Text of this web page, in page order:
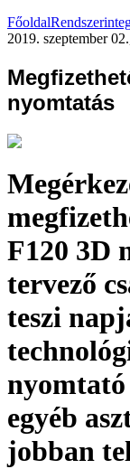
Főoldal
2019. szeptember
nyomtatás
F120 3D
tervező
teszi
egyéb
jobban